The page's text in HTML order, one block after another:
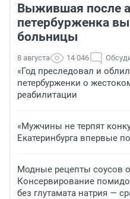
Выжившая после
петербурженка
больницы
8 августа 14 046
«Год преследовал и
петербурженки о
реабилитации
«Мужчины не терпят
Екатеринбурга впервые
Модные рецепты соусов
Консервирование
без глутамата натрия —